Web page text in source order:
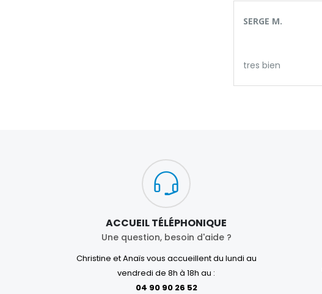
SERGE M.
tres bien
ACCUEIL TÉLÉPHONIQUE
Une question, besoin d'aide ?
Christine et Anaïs vous accueillent du lundi au
vendredi de 8h à 18h au :
04 90 90 26 52